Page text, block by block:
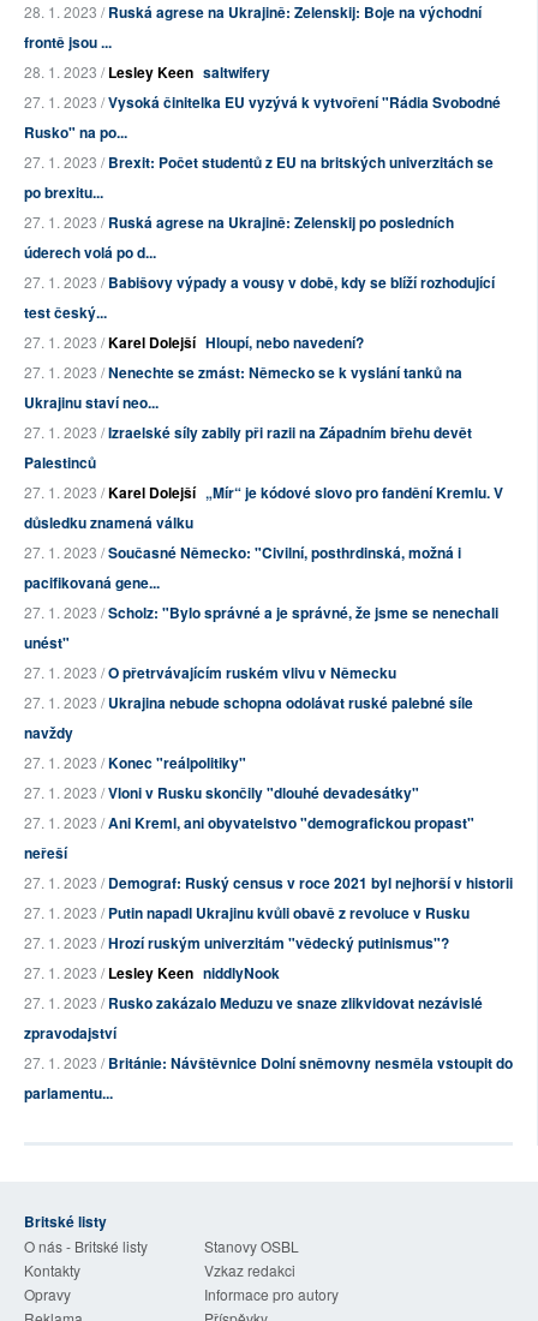
28. 1. 2023 /Ruská agrese na Ukrajině: Zelenskij: Boje na východní
frontě jsou ...
28. 1. 2023 /Lesley Keen saltwifery
27. 1. 2023 /Vysoká činitelka EU vyzývá k vytvoření "Rádia Svobodné
Rusko" na po...
27. 1. 2023 /Brexit: Počet studentů z EU na britských univerzitách se
po brexitu...
27. 1. 2023 /Ruská agrese na Ukrajině: Zelenskij po posledních
úderech volá po d...
27. 1. 2023 /Babišovy výpady a vousy v době, kdy se blíží rozhodující
test český...
27. 1. 2023 /Karel Dolejší Hloupí, nebo navedení?
27. 1. 2023 /Nenechte se zmást: Německo se k vyslání tanků na
Ukrajinu staví neo...
27. 1. 2023 /Izraelské síly zabily při razii na Západním břehu devět
Palestinců
27. 1. 2023 /Karel Dolejší „Mír“ je kódové slovo pro fandění Kremlu. V
důsledku znamená válku
27. 1. 2023 /Současné Německo: "Civilní, posthrdinská, možná i
pacifikovaná gene...
27. 1. 2023 /Scholz: "Bylo správné a je správné, že jsme se nenechali
unést"
27. 1. 2023 /O přetrvávajícím ruském vlivu v Německu
27. 1. 2023 /Ukrajina nebude schopna odolávat ruské palebné síle
navždy
27. 1. 2023 /Konec "reálpolitiky"
27. 1. 2023 /Vloni v Rusku skončily "dlouhé devadesátky"
27. 1. 2023 /Ani Kreml, ani obyvatelstvo "demografickou propast"
neřeší
27. 1. 2023 /Demograf: Ruský census v roce 2021 byl nejhorší v historii
27. 1. 2023 /Putin napadl Ukrajinu kvůli obavě z revoluce v Rusku
27. 1. 2023 /Hrozí ruským univerzitám "vědecký putinismus"?
27. 1. 2023 /Lesley Keen niddlyNook
27. 1. 2023 /Rusko zakázalo Meduzu ve snaze zlikvidovat nezávislé
zpravodajství
27. 1. 2023 /Británie: Návštěvnice Dolní sněmovny nesměla vstoupit do
parlamentu...
Britské listy
O nás - Britské listy
Stanovy OSBL
Kontakty
Vzkaz redakci
Opravy
Informace pro autory